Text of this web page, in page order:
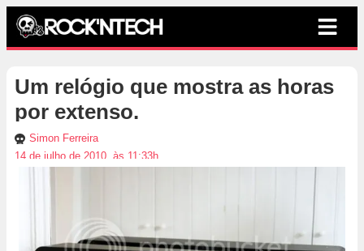
Um relógio que mostra as horas
por extenso.
Simon Ferreira
14 de julho de 2010, às 11:33h